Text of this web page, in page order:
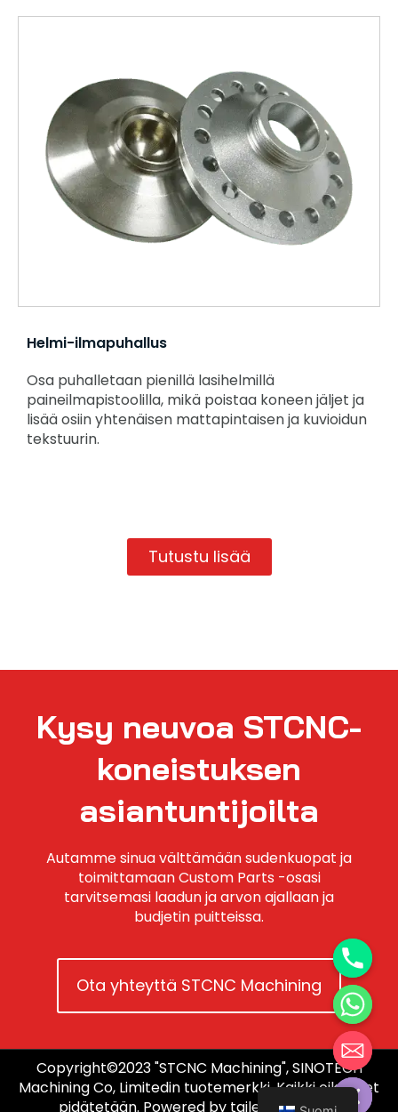
Helmi-ilmapuhallus
Osa puhalletaan pienillä lasihelmillä
paineilmapistoolilla, mikä poistaa koneen jäljet ja
lisää osiin yhtenäisen mattapintaisen ja kuvioidun
tekstuurin.
Tutustu lisää
Kysy neuvoa STCNC-
koneistuksen
asiantuntijoilta
Autamme sinua välttämään sudenkuopat ja
toimittamaan Custom Parts -osasi
tarvitsemasi laadun ja arvon ajallaan ja
budjetin puitteissa.
Ota yhteyttä STCNC Machining
Copyright©2023 "STCNC Machining", SINOTECH
Machining Co, Limitedin tuotemerkki. Kaikki oikeudet
pidätetään. Powered by taileshidigi.com.
Hide chaty